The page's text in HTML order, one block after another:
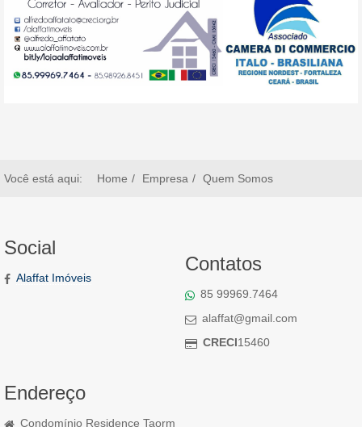
Você está aqui: Home Empresa Quem Somos
Social
Alaffat Imóveis
Contatos
85 99969.7464
alaffat@gmail.com
CRECI15460
Endereço
Condomínio Residence Taorm